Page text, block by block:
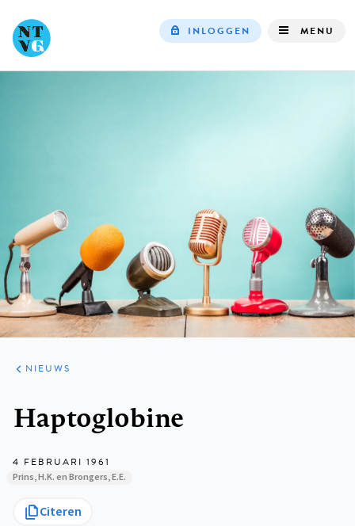
INLOGGEN MENU
ARTIKELEN
HET
KORT
NIEUWS
Haptoglobine
4 FEBRUARI 1961
Prins, H.K. en Brongers, E.E.
Citeren